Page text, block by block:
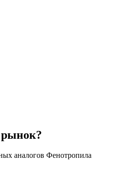
рынок?
аналогов Фенотропила